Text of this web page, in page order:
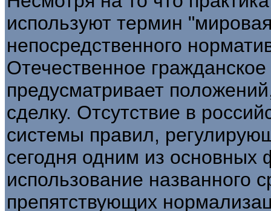
используют термин
непосредственного
Отечественное
предусматривает
сделку. Отсутствие в
системы правил,
сегодня одним из
использование названного
препятствующих